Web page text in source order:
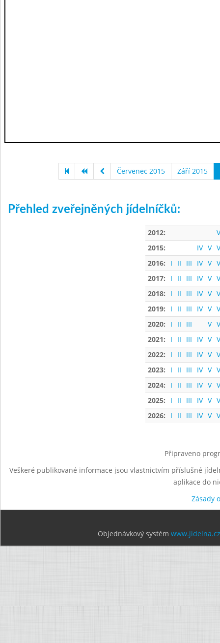
Červenec 2015 Září 2015
Přehled zveřejněných jídelníčků:
2012:
2015:
IV V
2016:
I II III IV V
2017:
I II III IV V
2018:
I II III IV V
2019:
I II III IV V
2020:
I II III V
2021:
I II III IV V
2022:
I II III IV V
2023:
I II III IV V
2024:
I II III IV V
2025:
I II III IV V
2026:
I II III IV V
Připraveno
Veškeré publikované informace jsou vlastnictvím příslušné
aplikace do
Zásady
Objednávkový systém www.jidelna.cz